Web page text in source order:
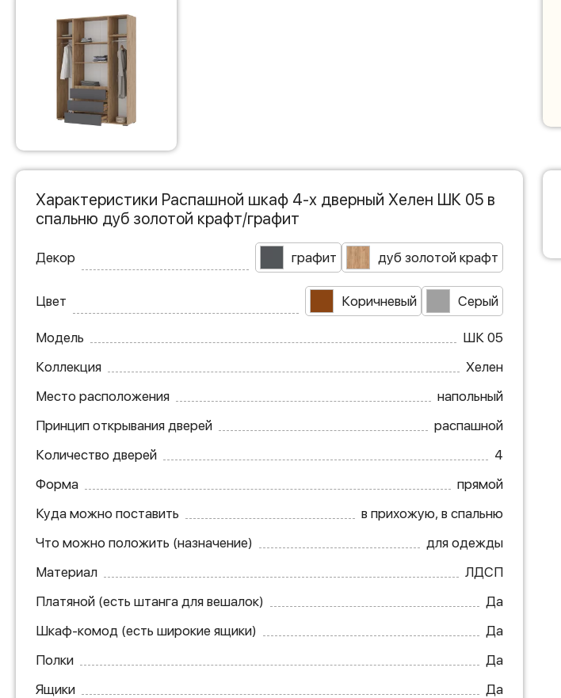
Характеристики Распашной шкаф 4-х дверный Хелен ШК 05 в
спальню дуб золотой крафт/графит
Декор графит дуб золотой крафт
Цвет Коричневый Серый
Модель
ШК 05
Коллекция
Хелен
Место расположения
напольный
Принцип открывания дверей
распашной
Количество дверей
4
Форма
прямой
Куда можно поставить
в прихожую, в спальню
Что можно положить (назначение)
для одежды
Материал
ЛДСП
Платяной (есть штанга для вешалок)
Да
Шкаф-комод (есть широкие ящики)
Да
Полки
Да
Ящики
Да